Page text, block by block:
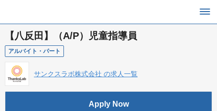
【八反田】（A/P）児童指導員
アルバイト・パート
サンクスラボ株式会社 の求人一覧
Apply Now